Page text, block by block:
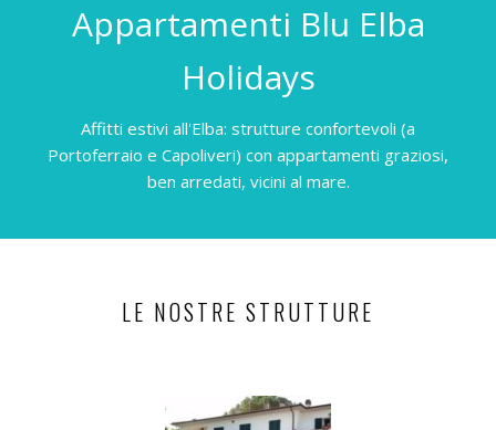
Appartamenti Blu Elba
Holidays
Affitti estivi all'Elba: strutture confortevoli (a
Portoferraio e Capoliveri) con appartamenti graziosi,
ben arredati, vicini al mare.
LE NOSTRE STRUTTURE